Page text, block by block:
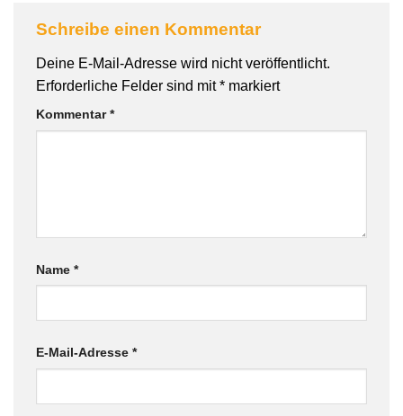
Schreibe einen Kommentar
Deine E-Mail-Adresse wird nicht veröffentlicht.
Erforderliche Felder sind mit* markiert
Kommentar*
Name *
E-Mail-Adresse *